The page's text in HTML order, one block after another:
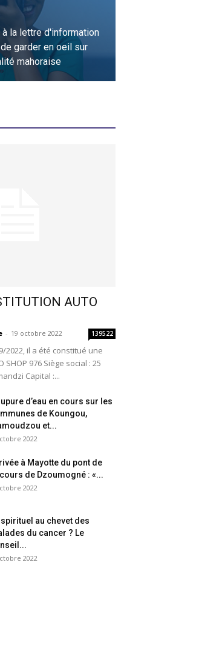
la lettre d'information
garder en oeil sur
mahoraise
AUTO
- 19 octobre 2022 139522
2022, il a été constitué une
SHOP 976 Siège social : 25
Capital :...
d’eau en cours sur les
de Koungou,
et...
2022
à Mayotte du pont de
de Dzoumogné : «...
2022
spirituel au chevet des
du cancer ? Le
2022